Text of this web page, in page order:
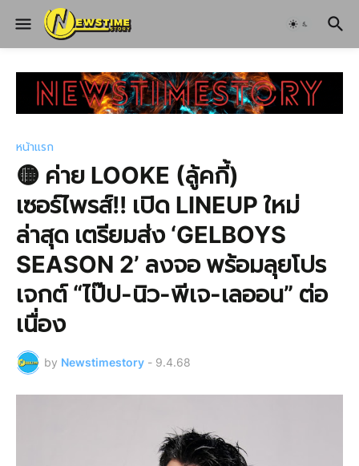
หน้าแรก
🟡 ค่าย LOOKE (ลู้คกี้)
เซอร์ไพรส์!! เปิด LINEUP ใหม่
ล่าสุด เตรียมส่ง ‘GELBOYS
SEASON 2’ ลงจอ พร้อมลุยโปร
เจกต์ “ไป๊ป-นิว-พีเจ-เลออน” ต่อ
เนื่อง
by Newstimestory - 9.4.68